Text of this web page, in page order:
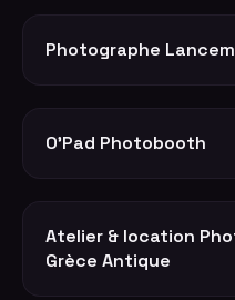
Photographe
O'Pad Photobooth
Atelier & location
Grèce Antique